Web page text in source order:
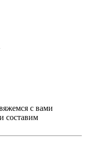
с вами
составим